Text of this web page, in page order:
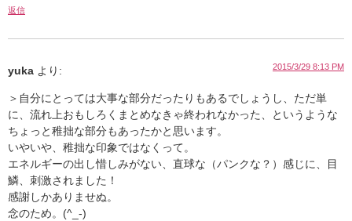
返信
yuka より: 2015/3/29 8:13 PM
＞自分にとっては大事な部分だったりもあるでしょうし、ただ単
に、流れ上おもしろくまとめなきゃ終われなかった、というような
ちょっと稚拙な部分もあったかと思います。
いやいや、稚拙な印象ではなくって。
エネルギーの出し惜しみがない、直球な（パンクな？）感じに、目
鱗、刺激されました！
感謝しかありませぬ。
念のため。(^_-)